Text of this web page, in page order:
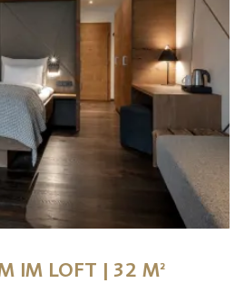
IM LOFT | 32 M²